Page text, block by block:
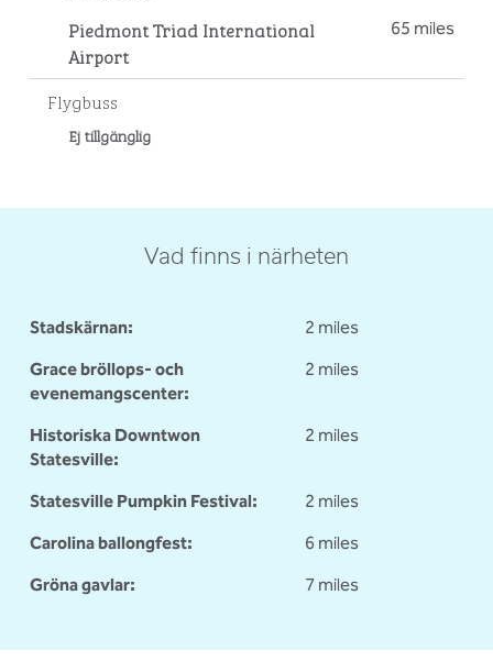
Piedmont Triad International
Airport
65 miles
Flygbuss
Ej tillgänglig
Vad finns i närheten
Stadskärnan:
2 miles
Grace bröllops- och
evenemangscenter:
2 miles
Historiska Downtwon
Statesville:
2 miles
Statesville Pumpkin Festival:
2 miles
Carolina ballongfest:
6 miles
Gröna gavlar:
7 miles